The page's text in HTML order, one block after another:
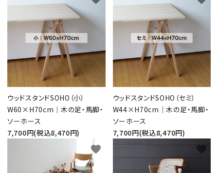
ウッドスタンドSOHO（小）
W60×H70cm｜木の足・馬脚・
ソーホース
7,700円(税込8,470円)
ウッドスタンドSOHO（セミ）
W44×H70cm｜木の足・馬脚・
ソーホース
7,700円(税込8,470円)
favorite favorite